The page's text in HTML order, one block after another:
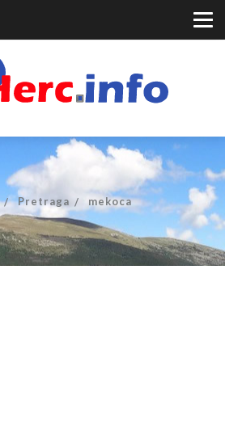
Pretraga mekoca